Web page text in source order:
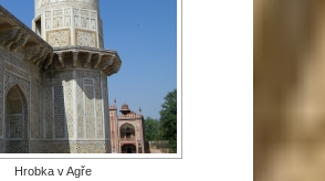
Hrobka v Agře